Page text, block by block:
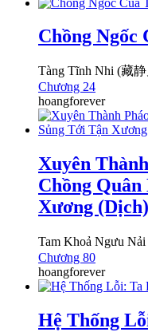
Chồng Ngốc
Tàng Tĩnh Nhi (藏
Chương 24
hoangforever
Xuyên
Chồng
Xương (Dịch)
Tam Khoả Ngưu
Chương 80
hoangforever
Hệ Thống